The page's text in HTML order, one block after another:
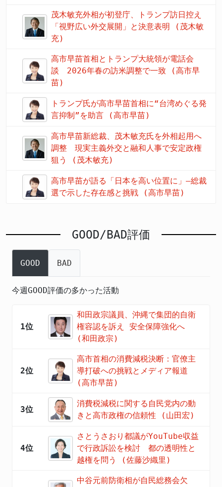
茂木敏充外相が初登庁、トランプ訪日控え
「視野広い外交展開」と決意表明 (茂木敏
充)
高市早苗首相とトランプ大統領が電話会
談 2026年春の訪米調整で一致 (高市早
苗)
トランプ氏が高市早苗首相に“台湾めぐる発
言抑制”を助言 (高市早苗)
高市早苗新総裁、茂木敏充氏を外相起用へ
調整 現実主義外交と融和人事で安定政権
狙う (茂木敏充)
高市早苗が語る「日本を高い位置に」―総裁
選で示した存在感と挑戦 (高市早苗)
GOOD/BAD評価
GOOD BAD
今週GOOD評価の多かった活動
1位
和田政宗議員、沖縄で集団的自衛
権容認を訴え 安全保障強化へ
(和田政宗)
2位
高市首相の消費減税決断：官僚主
導打破への挑戦とメディア報道
(高市早苗)
3位
消費税減税に関する自民党内の動
きと高市政権の信頼性 (山田宏)
4位
さとうさおり都議がYouTube収益
で行政訴訟を検討 都の透明性と
越権を問う (佐藤沙織里)
中谷元前防衛相が自民総務会欠